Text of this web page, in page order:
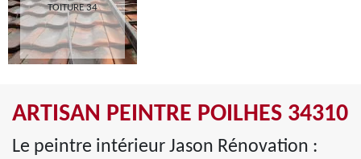
TOITURE 34
ARTISAN PEINTRE POILHES 34310
Le peintre intérieur Jason Rénovation :